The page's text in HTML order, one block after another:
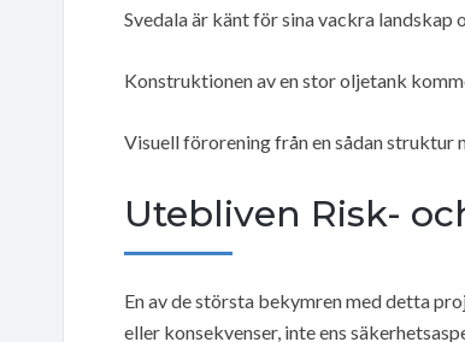
Svedala är känt för sina vackra landskap
Konstruktionen av en stor oljetank
Visuell förorening från en sådan
Utebliven Risk-
En av de största bekymren med detta
eller konsekvenser, inte ens